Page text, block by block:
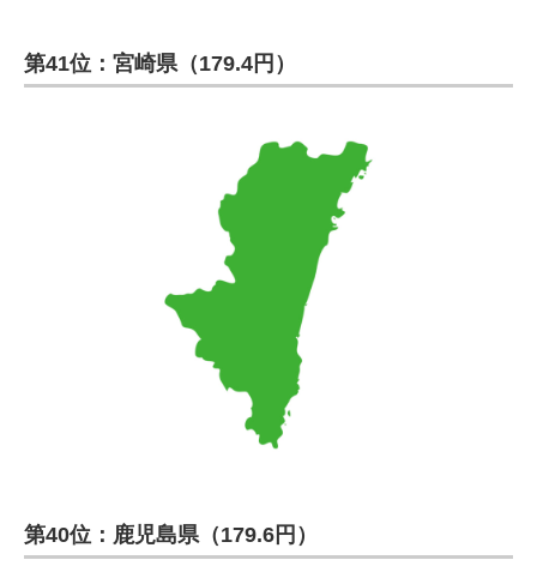
第41位：宮崎県（179.4円）
第40位：鹿児島県（179.6円）